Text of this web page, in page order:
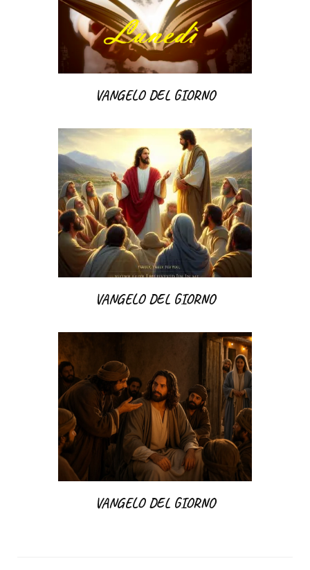
VANGELO DEL GIORNO
VANGELO DEL GIORNO
VANGELO DEL GIORNO